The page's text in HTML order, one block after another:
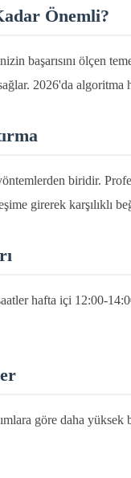
Önemli?
başarısını ölçen
2026'da
biridir.
girerek karşılıklı
hafta içi 12:00-
göre daha